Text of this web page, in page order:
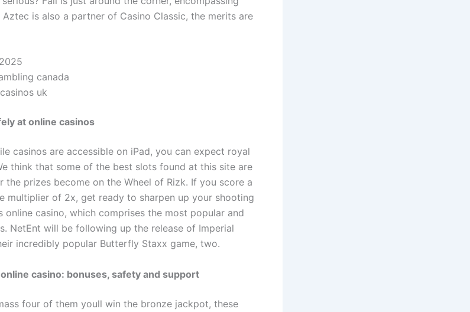
is also a partner of Casino Classic, the merits are
canada
uk
at online casinos
casinos are accessible on iPad, you can expect royal
think that some of the best slots found at this site are
the prizes become on the Wheel of Rizk. If you score a
multiplier of 2x, get ready to sharpen up your shooting
online casino, which comprises the most popular and
NetEnt will be following up the release of Imperial
incredibly popular Butterfly Staxx game, two.
casino: bonuses, safety and support
four of them youll win the bronze jackpot, these